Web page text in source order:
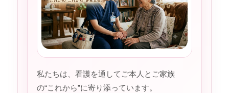
私たちは、看護を通してご本人とご家族
の“これから”に寄り添っています。